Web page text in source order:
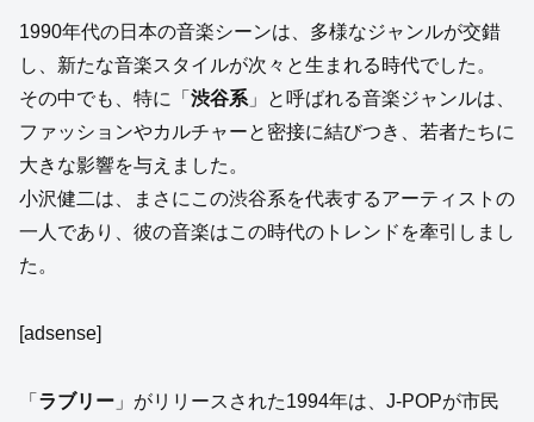
1990年代の日本の音楽シーンは、多様なジャンルが交錯
し、新たな音楽スタイルが次々と生まれる時代でした。
その中でも、特に「 渋谷系 」と呼ばれる音楽ジャンルは、
ファッションやカルチャーと密接に結びつき、若者たちに
大きな影響を与えました。
小沢健二は、まさにこの渋谷系を代表するアーティストの
一人であり、彼の音楽はこの時代のトレンドを牽引しまし
た。
[adsense]
「 ラブリー 」がリリースされた1994年は、J-POPが市民